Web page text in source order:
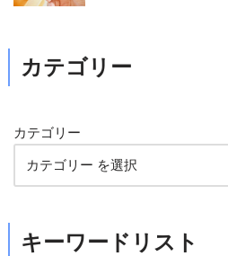
カテゴリー
カテゴリー
キーワードリスト